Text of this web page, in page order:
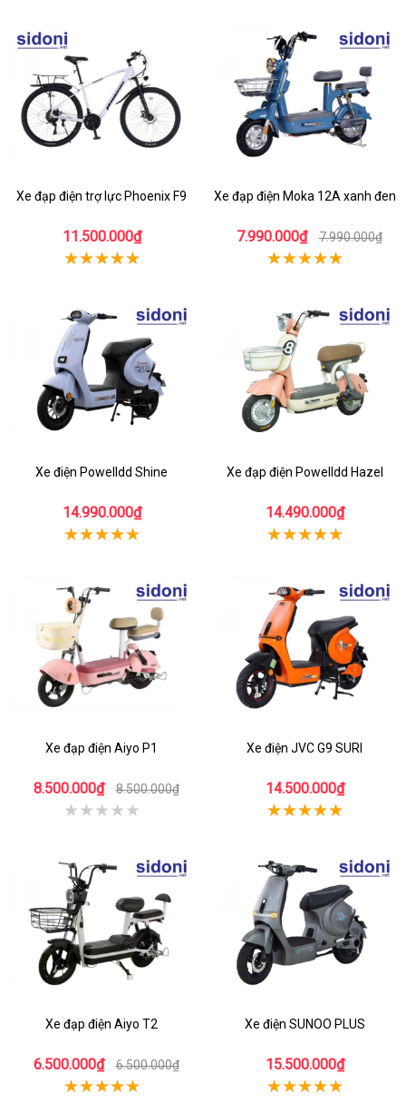
Xe đạp điện trợ lực Phoenix F9
11.500.000₫
Xe đạp điện Moka 12A xanh đen
7.990.000₫ 7.990.000₫
Xe điện Powelldd Shine
14.990.000₫
Xe đạp điện Powelldd Hazel
14.490.000₫
Xe đạp điện Aiyo P1
8.500.000₫ 8.500.000₫
Xe điện JVC G9 SURI
14.500.000₫
Xe đạp điện Aiyo T2
6.500.000₫ 6.500.000₫
Xe điện SUNOO PLUS
15.500.000₫